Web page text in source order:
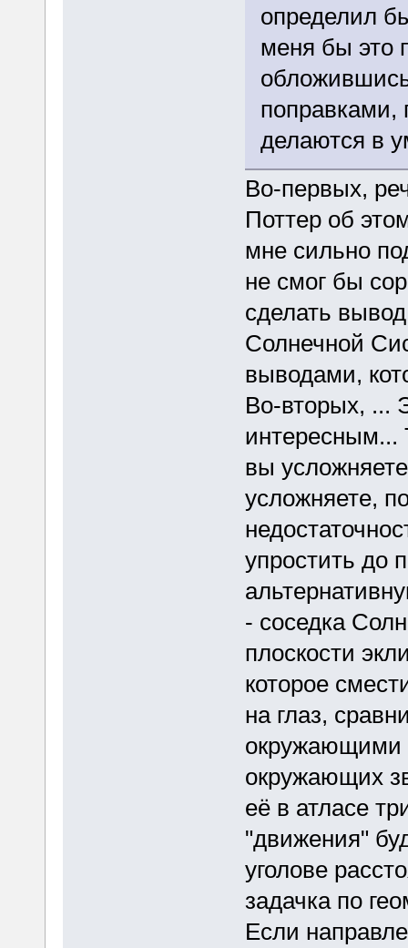
определил
меня бы это
поправками,
делаются в
Во-первых,
Поттер об
мне сильно
не смог бы
сделать
Солнечной
выводами,
Во-вторых, ...
интересным...
вы
усложняете,
упростить до
- соседка
плоскости
которое
на глаз,
окружающими
окружающих
её в атласе
"движения"
уголове
задачка по
Если